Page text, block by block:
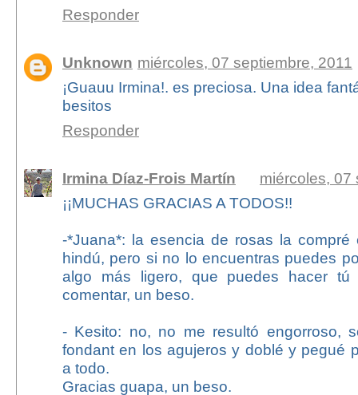
Responder
Unknown miércoles, 07 septiembre, 2011
¡Guauu Irmina!. es preciosa. Una idea
besitos
Responder
Irmina Díaz-Frois Martín
miércoles, 07
¡¡MUCHAS GRACIAS A TODOS!!
-*Juana*: la esencia de rosas la compré
hindú, pero si no lo encuentras puedes
algo más ligero, que puedes hacer tú
comentar, un beso.
- Kesito: no, no me resultó engorroso,
fondant en los agujeros y doblé y pegué
a todo.
Gracias guapa, un beso.